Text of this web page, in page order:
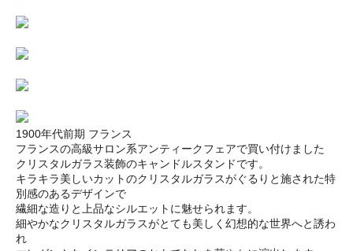
1900年代前期 フランス
フランスの高級サロン系アンティークフェアで買い付けました
クリスタルガラス装飾のキャンドルスタンドです。
キラキラ美しいカットのクリスタルガラスがぐるりと施された特
別感のあるデザインで
繊細な造りと上品なシルエットに魅せられます。
細やかなクリスタルガラスがとても美しく幻想的な世界へと誘わ
れ